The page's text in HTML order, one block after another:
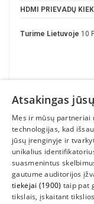
HDMI PRIEVADŲ
Turime Lietuvoje 10
INFORMACIJA
Atsakingas
Mes ir mūsų partneriai
technologijas, kad
jūsų įrenginyje ir
unikalius
suasmenintus
gautume auditorijos
tiekėjai (1900) taip pat
tikslais, įskaitant